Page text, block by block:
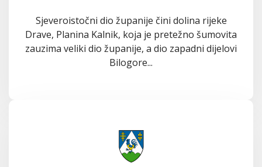
Sjeveroistočni dio županije čini dolina rijeke
Drave, Planina Kalnik, koja je pretežno šumovita
zauzima veliki dio županije, a dio zapadni dijelovi
Bilogore...